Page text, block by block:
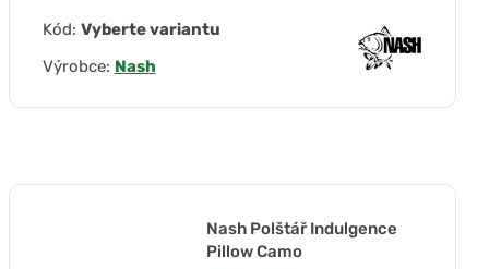
Kód: Vyberte variantu
Výrobce: Nash
Nash Polštář Indulgence
Pillow Camo